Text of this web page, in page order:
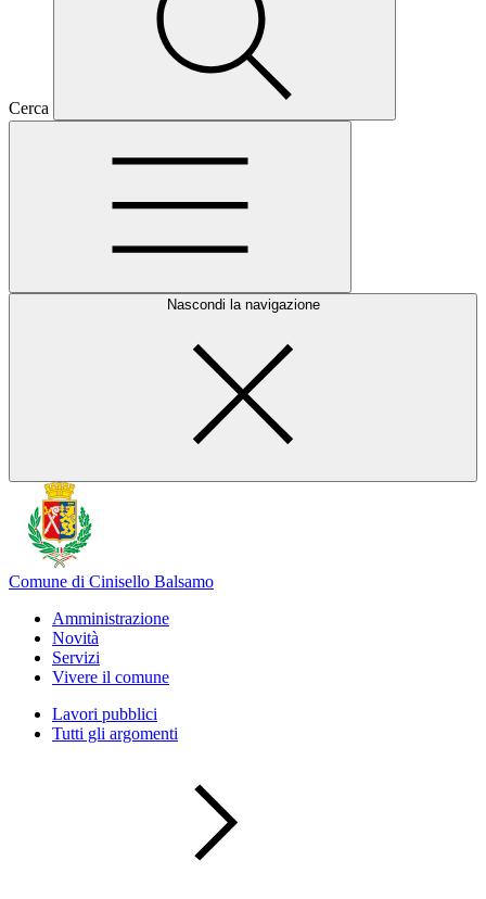
Cerca
Nascondi la navigazione
Comune di Cinisello Balsamo
Amministrazione
Novità
Servizi
Vivere il comune
Lavori pubblici
Tutti gli argomenti